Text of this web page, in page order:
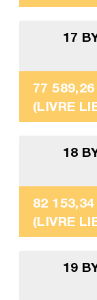
17
77
(LIVRE
18
82
(LIVRE
19